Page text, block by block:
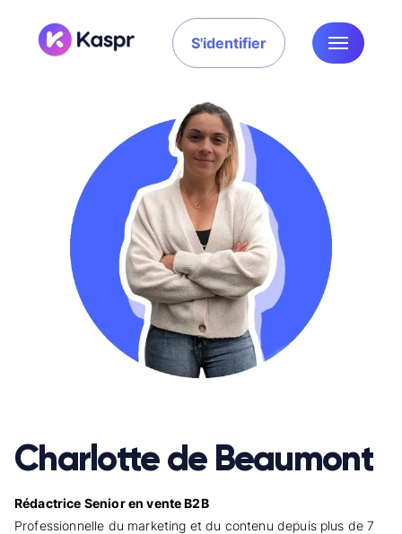
S'identifier
Charlotte de Beaumont
Rédactrice Senior en vente B2B
Professionnelle du marketing et du contenu depuis plus de 7